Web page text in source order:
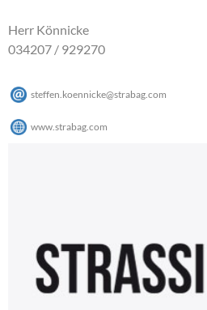
Herr Könnicke
034207 / 929270
steffen.koennicke@strabag.com
www.strabag.com